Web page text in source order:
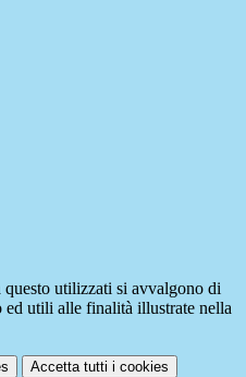
utilizzati si avvalgono di
ed utili alle finalità illustrate nella
Accetta tutti i cookies